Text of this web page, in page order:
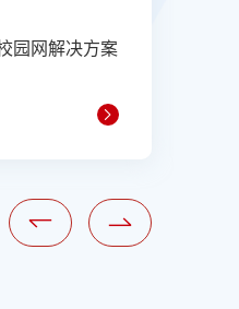
园网解决方案